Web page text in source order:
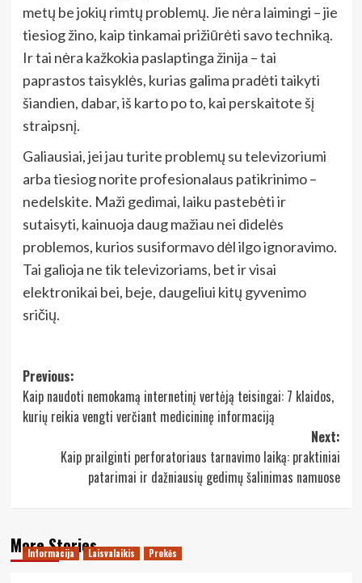
metų be jokių rimtų problemų. Jie nėra laimingi – jie
tiesiog žino, kaip tinkamai prižiūrėti savo techniką.
Ir tai nėra kažkokia paslaptinga žinija – tai
paprastos taisyklės, kurias galima pradėti taikyti
šiandien, dabar, iš karto po to, kai perskaitote šį
straipsnį.
Galiausiai, jei jau turite problemų su televizoriumi
arba tiesiog norite profesionalaus patikrinimo –
nedelskite. Maži gedimai, laiku pastebėti ir
sutaisyti, kainuoja daug mažiau nei didelės
problemos, kurios susiformavo dėl ilgo ignoravimo.
Tai galioja ne tik televizoriams, bet ir visai
elektronikai bei, beje, daugeliui kitų gyvenimo
sričių.
Post
navigation
Previous:
Kaip naudoti nemokamą internetinį vertėją teisingai: 7 klaidos,
kurių reikia vengti verčiant medicininę informaciją
Next:
Kaip prailginti perforatoriaus tarnavimo laiką: praktiniai
patarimai ir dažniausių gedimų šalinimas namuose
More Stories
Informacija Laisvalaikis Prekės